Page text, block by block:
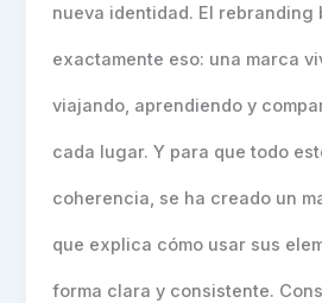
nueva identidad. El rebranding
exactamente eso: una marca
viajando, aprendiendo y
cada lugar. Y para que todo
coherencia, se ha creado un
que explica cómo usar sus
forma clara y consistente.